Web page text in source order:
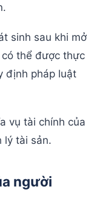
sinh sau khi mở
thể được thực
định pháp luật
vụ tài chính của
lý tài sản.
người